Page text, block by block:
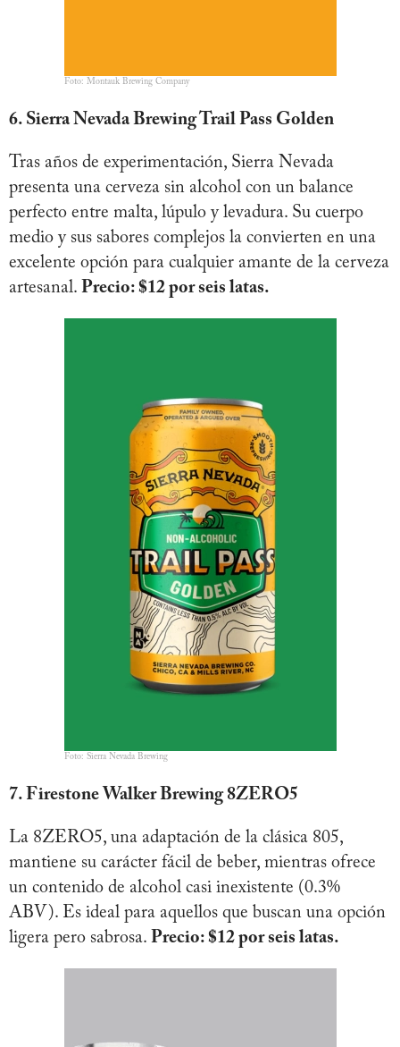
Foto: Montauk Brewing Company
6. Sierra Nevada Brewing Trail Pass Golden
Tras años de experimentación, Sierra Nevada
presenta una cerveza sin alcohol con un balance
perfecto entre malta, lúpulo y levadura. Su cuerpo
medio y sus sabores complejos la convierten en una
excelente opción para cualquier amante de la cerveza
artesanal. Precio: $12 por seis latas.
Foto: Sierra Nevada Brewing
7. Firestone Walker Brewing 8ZERO5
La 8ZERO5, una adaptación de la clásica 805,
mantiene su carácter fácil de beber, mientras ofrece
un contenido de alcohol casi inexistente (0.3%
ABV). Es ideal para aquellos que buscan una opción
ligera pero sabrosa. Precio: $12 por seis latas.